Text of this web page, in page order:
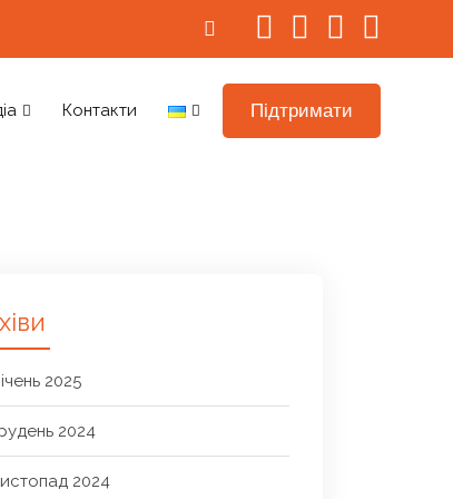
Контакти Підтримати
2025
2024
2024